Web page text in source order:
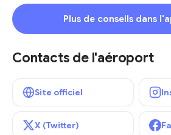
Plus de conseils dans
Contacts de l'aéroport
Site officiel
X (Twitter)